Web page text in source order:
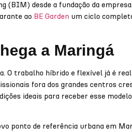
desde a fundação da
ao BE Garden um ciclo
a Maringá
O trabalho híbrido e flexível já é
fora dos grandes centros
ideais para receber esse
ponto de referência urbana em